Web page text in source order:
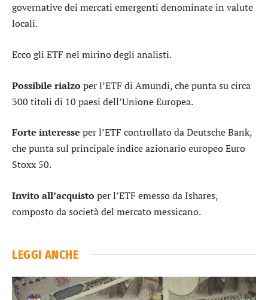
governative dei mercati emergenti denominate in valute
locali.
Ecco gli ETF nel mirino degli analisti.
Possibile rialzo perl’ETF di Amundi, che punta su circa
300 titoli di 10 paesi dell’Unione Europea.
Forte interesse perl’ETF controllato da Deutsche Bank,
che punta sul principale indice azionario europeo Euro
Stoxx 50.
Invito all’acquisto perl’ETF emesso da Ishares,
composto da società del mercato messicano.
LEGGI ANCHE